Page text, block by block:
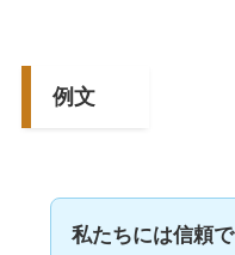
例文
私たちには信頼